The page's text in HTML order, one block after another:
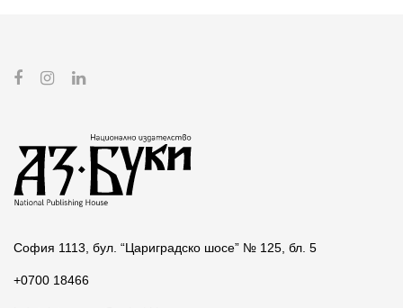
София 1113, бул. “Цариградско шосе” № 125, бл. 5
+0700 18466